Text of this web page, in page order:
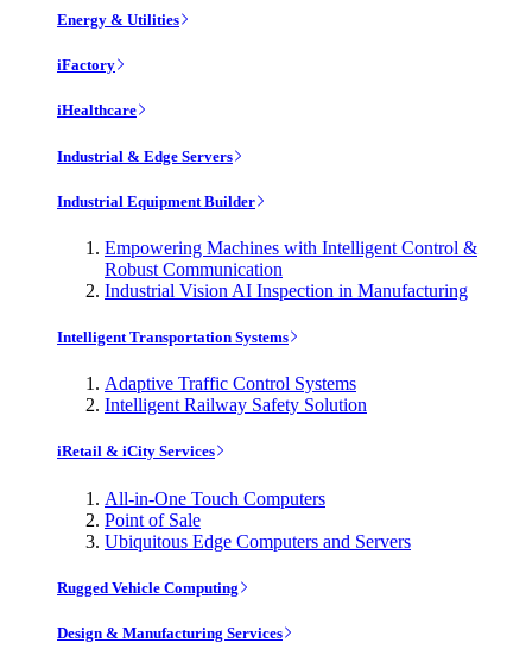
Energy & Utilities
iFactory
iHealthcare
Industrial & Edge Servers
Industrial Equipment Builder
Empowering Machines with Intelligent Control &
Robust Communication
Industrial Vision AI Inspection in Manufacturing
Intelligent Transportation Systems
Adaptive Traffic Control Systems
Intelligent Railway Safety Solution
iRetail & iCity Services
All-in-One Touch Computers
Point of Sale
Ubiquitous Edge Computers and Servers
Rugged Vehicle Computing
Design & Manufacturing Services